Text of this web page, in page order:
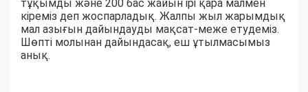
тұқымды және 200 бас жайын ірі қара малмен
кіреміз деп жоспарладық. Жалпы жыл жарымдық
мал азығын дайындауды мақсат-меже етудеміз.
Шөпті молынан дайындасақ, еш ұтылмасымыз
анық.